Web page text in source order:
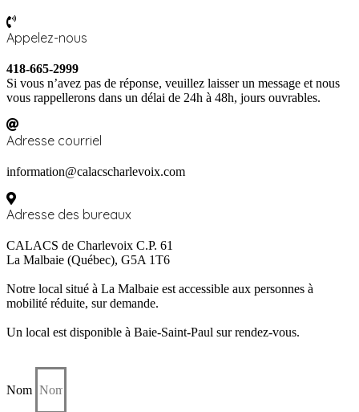
Appelez-nous
418-665-2999
Si vous n’avez pas de réponse, veuillez laisser un message et nous
vous rappellerons dans un délai de 24h à 48h, jours ouvrables.
Adresse courriel
information@calacscharlevoix.com
Adresse des bureaux
CALACS de Charlevoix C.P. 61
La Malbaie (Québec), G5A 1T6
Notre local situé à La Malbaie est accessible aux personnes à
mobilité réduite, sur demande.
Un local est disponible à Baie-Saint-Paul sur rendez-vous.
Nom